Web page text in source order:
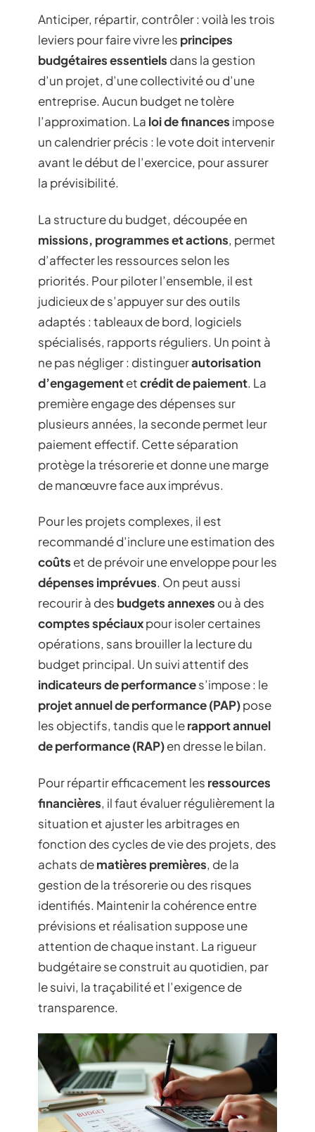
Anticiper, répartir, contrôler : voilà les trois
leviers pour faire vivre les principes
budgétaires essentiels dans la gestion
d’un projet, d’une collectivité ou d’une
entreprise. Aucun budget ne tolère
l’approximation. La loi de finances impose
un calendrier précis : le vote doit intervenir
avant le début de l’exercice, pour assurer
la prévisibilité.
La structure du budget, découpée en
missions, programmes et actions, permet
d’affecter les ressources selon les
priorités. Pour piloter l’ensemble, il est
judicieux de s’appuyer sur des outils
adaptés : tableaux de bord, logiciels
spécialisés, rapports réguliers. Un point à
ne pas négliger : distinguerautorisation
d’engagementetcrédit de paiement. La
première engage des dépenses sur
plusieurs années, la seconde permet leur
paiement effectif. Cette séparation
protège la trésorerie et donne une marge
de manœuvre face aux imprévus.
Pour les projets complexes, il est
recommandé d’inclure une estimation des
coûts et de prévoir une enveloppe pour les
dépenses imprévues. On peut aussi
recourir à des budgets annexes ou à des
comptes spéciauxpour isoler certaines
opérations, sans brouiller la lecture du
budget principal. Un suivi attentif des
indicateurs de performances’impose : le
projet annuel de performance (PAP)pose
les objectifs, tandis que lerapport annuel
de performance (RAP)en dresse le bilan.
Pour répartir efficacement les ressources
financières, il faut évaluer régulièrement la
situation et ajuster les arbitrages en
fonction des cycles de vie des projets, des
achats dematières premières, de la
gestion de la trésorerie ou des risques
identifiés. Maintenir la cohérence entre
prévisions et réalisation suppose une
attention de chaque instant. La rigueur
budgétaire se construit au quotidien, par
le suivi, la traçabilité et l’exigence de
transparence.